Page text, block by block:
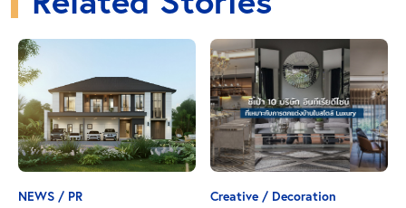
NEWS / PR Creative / Decoration